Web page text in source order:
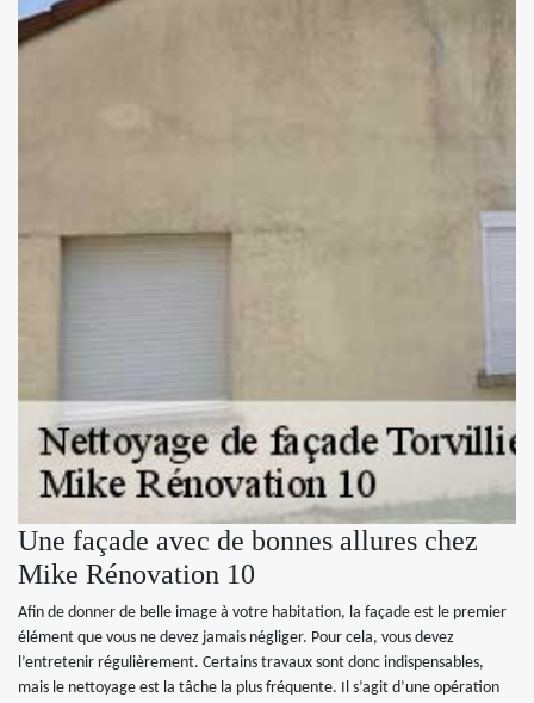
Une façade avec de bonnes allures chez
Mike Rénovation 10
Afin de donner de belle image à votre habitation, la façade est le premier
élément que vous ne devez jamais négliger. Pour cela, vous devez
l’entretenir régulièrement. Certains travaux sont donc indispensables,
mais le nettoyage est la tâche la plus fréquente. Il s’agit d’une opération